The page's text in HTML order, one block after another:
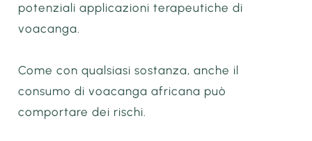
potenziali applicazioni terapeutiche di
voacanga.
Come con qualsiasi sostanza, anche il
consumo di voacanga africana può
comportare dei rischi.